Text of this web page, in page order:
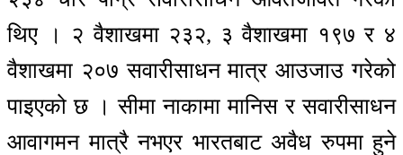
थिए । २ वैशाखमा २३२, ३ वैशाखमा १९७ र ४
वैशाखमा २०७ सवारीसाधन मात्र आउजाउ गरेको
पाइएको छ । सीमा नाकामा मानिस र सवारीसाधन
आवागमन मात्रै नभएर भारतबाट अवैध रुपमा हुने